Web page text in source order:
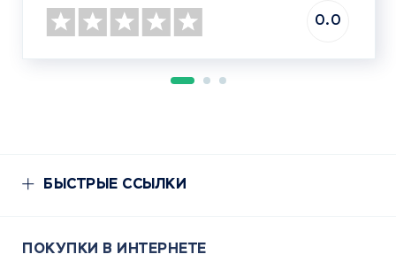
0.0
БЫСТРЫЕ ССЫЛКИ
ПОКУПКИ В ИНТЕРНЕТЕ